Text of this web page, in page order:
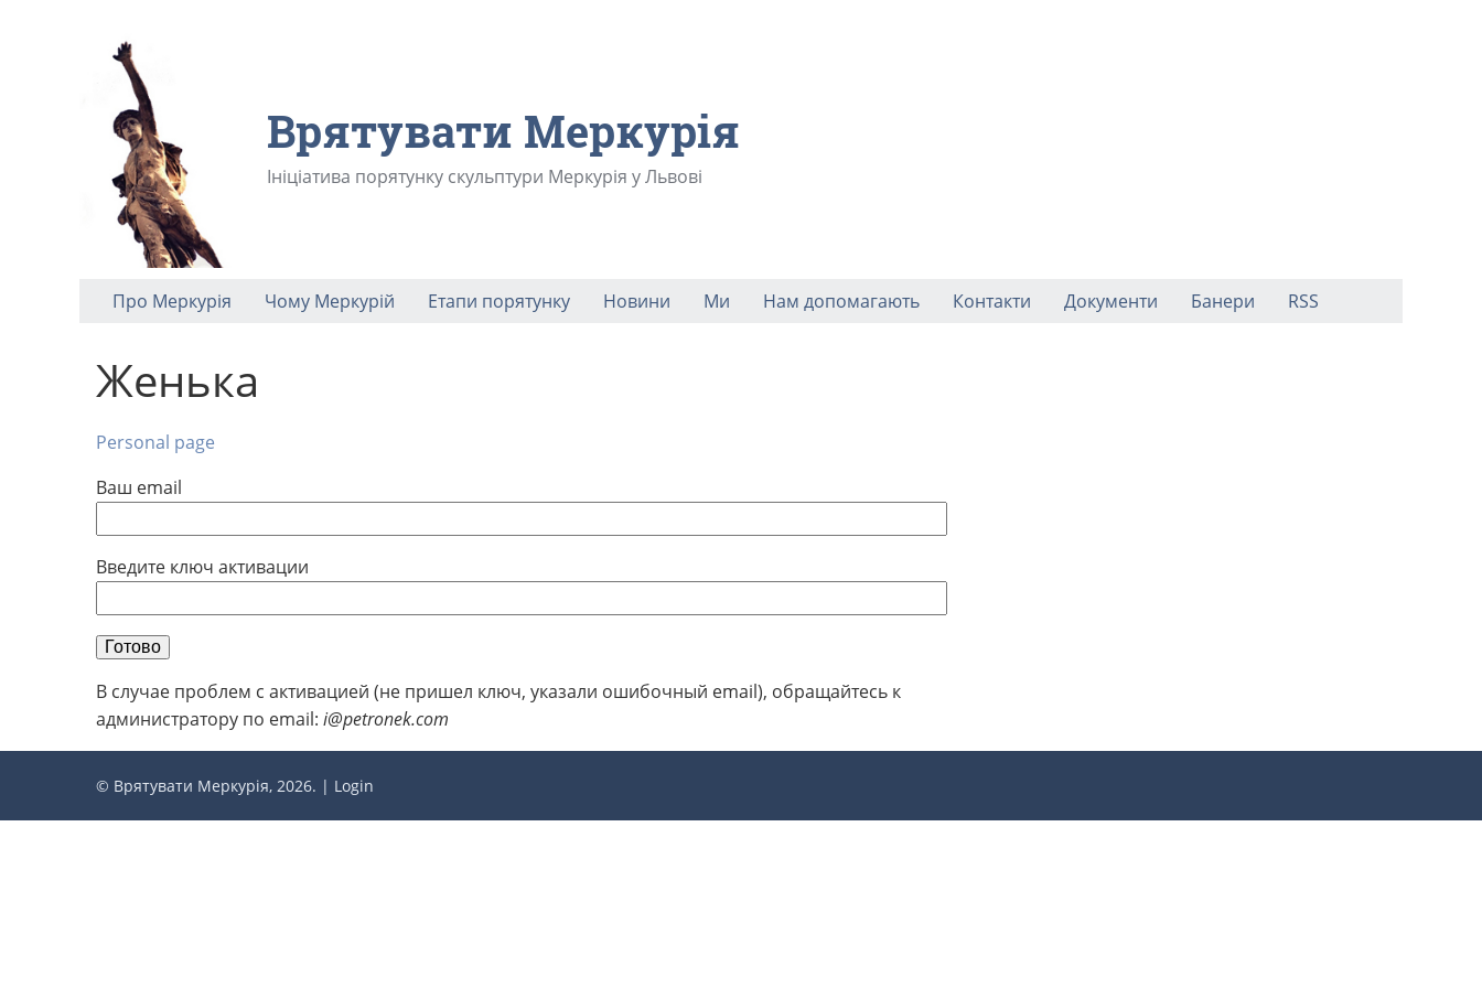
Врятувати Меркурія
Ініціатива порятунку скульптури Меркурія у Львові
Про Меркурія Чому Меркурій Етапи порятунку Новини Ми Нам допомагають Контакти Документи Банери RSS
Женька
Personal page
Ваш email
Введите ключ активации
Готово
В случае проблем с активацией (не пришел ключ, указали ошибочный email), обращайтесь к
администратору по email: i@petronek.com
© Врятувати Меркурія, 2026. | Login